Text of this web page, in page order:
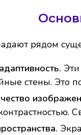
рядом
стены. Это